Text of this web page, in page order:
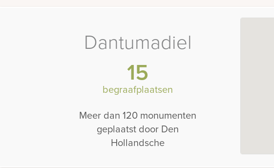
Dantumadiel
15
begraafplaatsen
Meer dan 120 monumenten
geplaatst door Den
Hollandsche